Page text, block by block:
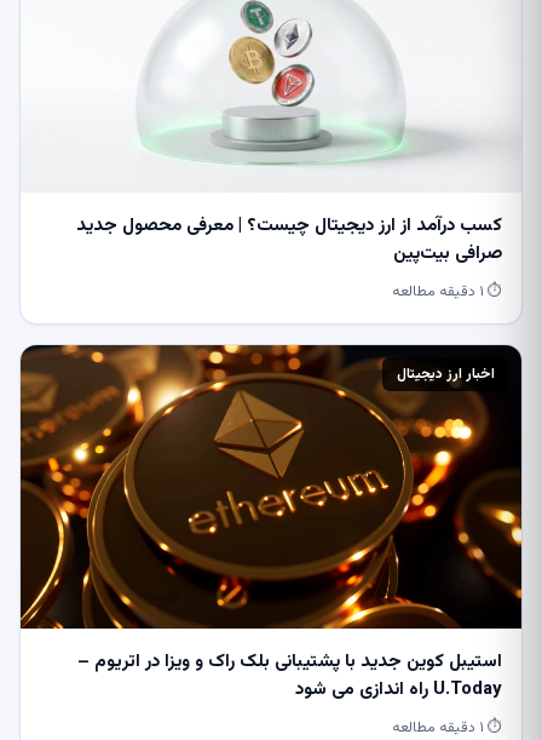
کسب درآمد از ارز دیجیتال چیست؟ | معرفی محصول جدید
صرافی بیت‌پین
⏱ ۱ دقیقه مطالعه
اخبار ارز دیجیتال
استیبل کوین جدید با پشتیبانی بلک راک و ویزا در اتریوم –
U.Today راه اندازی می شود
⏱ ۱ دقیقه مطالعه